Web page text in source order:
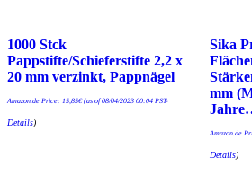
1000 Stck
Pappstifte/Schieferstifte 2,2 x
20 mm verzinkt, Pappnägel
Amazon.de Price: 15,85€(as of 08/04/2023 00:04 PST-
Details)
Sika
mm
Amazon.de
Details)